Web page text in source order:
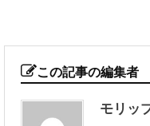
そう思
この記事の編集者
モリッ